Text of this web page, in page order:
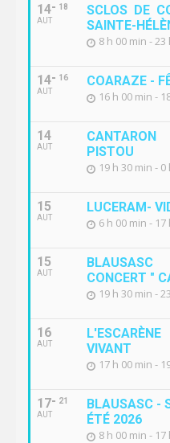
14
AUT
18
SCLOS DE
SAINTE-
8 h 00 min - 23
14
AUT
16 COARAZE -
16 h 00 min -
14
AUT
PISTOU
19 h 30 min - 0
15
AUT
LUCERAM-
6 h 00 min - 17
15
AUT
CONCERT "
19 h 30 min -
16
AUT
VIVANT
17 h 00 min -
17
AUT
21
BLAUSASC -
ÉTÉ 2026
8 h 00 min - 17